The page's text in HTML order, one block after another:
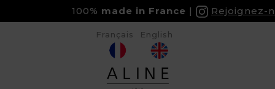
100%made in France Rejoignez-
Français English